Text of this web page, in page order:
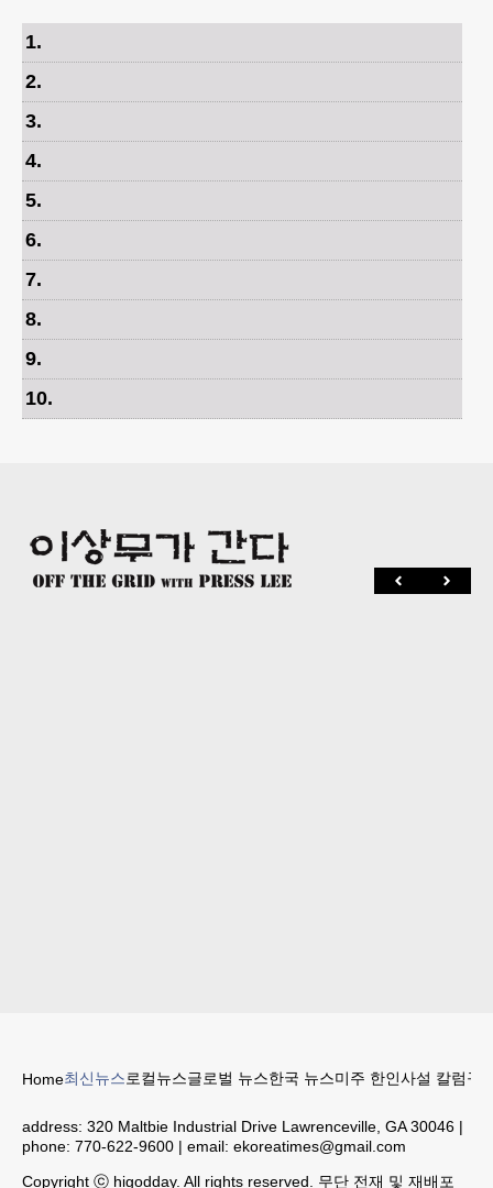
1.
2.
3.
4.
5.
6.
7.
8.
9.
10.
Home최신뉴스로컬뉴스글로벌 뉴스한국 뉴스미주 한인사설 칼럼구
address: 320 Maltbie Industrial Drive Lawrenceville, GA 30046 |
phone: 770-622-9600 | email: ekoreatimes@gmail.com
Copyright ⓒ higodday. All rights reserved. 무단 전재 및 재배포